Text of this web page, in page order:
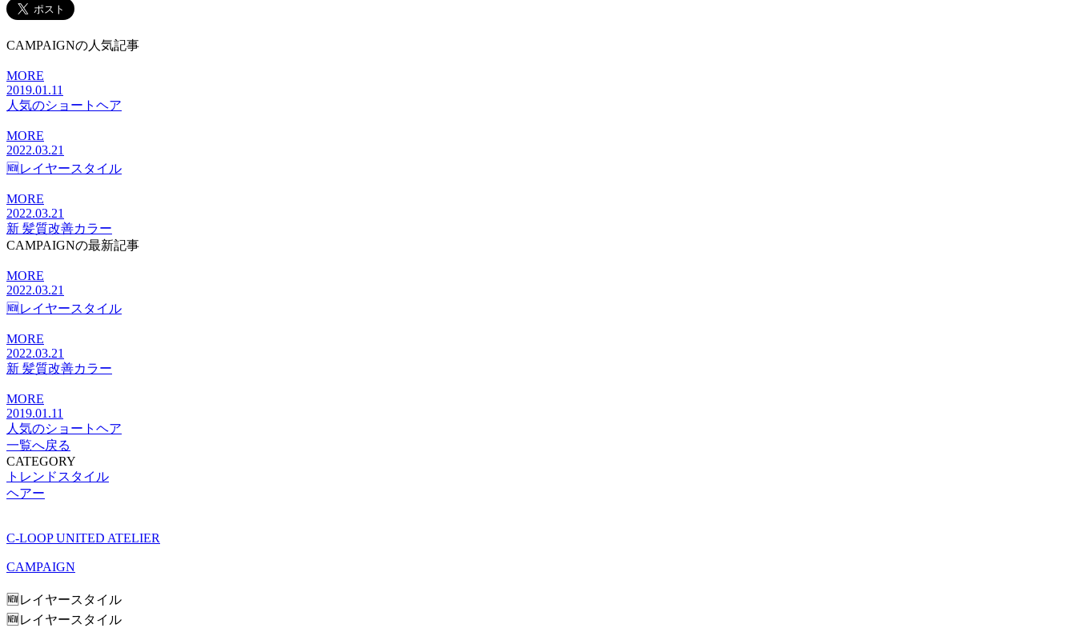
CAMPAIGNの人気記事
MORE
2019.01.11
人気のショートヘア
MORE
2022.03.21
🆕レイヤースタイル
MORE
2022.03.21
新 髪質改善カラー
CAMPAIGNの最新記事
MORE
2022.03.21
🆕レイヤースタイル
MORE
2022.03.21
新 髪質改善カラー
MORE
2019.01.11
人気のショートヘア
一覧へ戻る
CATEGORY
トレンドスタイル
ヘアー
C-LOOP UNITED ATELIER
CAMPAIGN
🆕レイヤースタイル
🆕レイヤースタイル